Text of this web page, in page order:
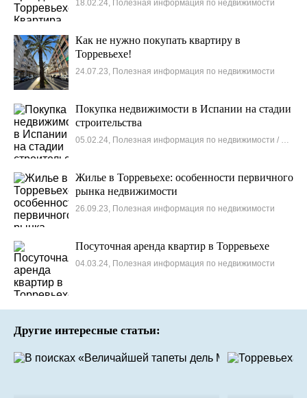
18.02.24, Полезная информация по недвижимости
Как не нужно покупать квартиру в
Торревьехе!
24.07.23, Полезная информация по недвижимости
Покупка недвижимости в Испании на стадии
строительства
05.02.24, Полезная информация по недвижимости / Новости
Жилье в Торревьехе: особенности первичного
рынка недвижимости
26.09.23, Полезная информация по недвижимости
Посуточная аренда квартир в Торревьехе
04.03.24, Полезная информация по недвижимости
Другие интересные статьи: